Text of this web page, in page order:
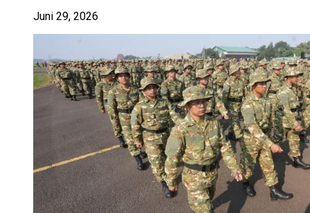
Juni 29, 2026